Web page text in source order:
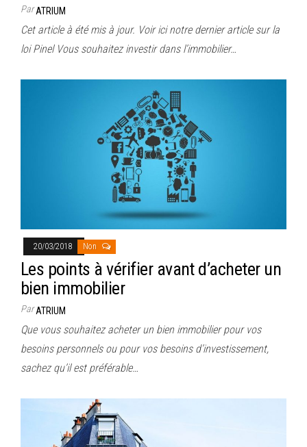
ParATRIUM
Cet article à été mis à jour. Voir ici notre dernier article sur la
loi Pinel Vous souhaitez investir dans l’immobilier…
20/03/2018 Non
Les points à vérifier avant d’acheter un
bien immobilier
ParATRIUM
Que vous souhaitez acheter un bien immobilier pour vos
besoins personnels ou pour vos besoins d’investissement,
sachez qu’il est préférable…